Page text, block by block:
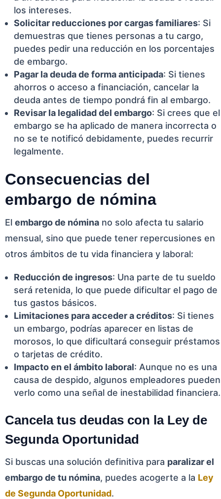
los intereses.
Solicitar reducciones por cargas familiares: Si
demuestras que tienes personas a tu cargo,
puedes pedir una reducción en los porcentajes
de embargo.
Pagar la deuda de forma anticipada: Si tienes
ahorros o acceso a financiación, cancelar la
deuda antes de tiempo pondrá fin al embargo.
Revisar la legalidad del embargo: Si crees que el
embargo se ha aplicado de manera incorrecta o
no se te notificó debidamente, puedes recurrir
legalmente.
Consecuencias del
embargo de nómina
El embargo de nómina no solo afecta tu salario
mensual, sino que puede tener repercusiones en
otros ámbitos de tu vida financiera y laboral:
Reducción de ingresos: Una parte de tu sueldo
será retenida, lo que puede dificultar el pago de
tus gastos básicos.
Limitaciones para acceder a créditos: Si tienes
un embargo, podrías aparecer en listas de
morosos, lo que dificultará conseguir préstamos
o tarjetas de crédito.
Impacto en el ámbito laboral: Aunque no es una
causa de despido, algunos empleadores pueden
verlo como una señal de inestabilidad financiera.
Cancela tus deudas con la Ley de
Segunda Oportunidad
Si buscas una solución definitiva para paralizar el
embargo de tu nómina, puedes acogerte a la Ley
de Segunda Oportunidad.